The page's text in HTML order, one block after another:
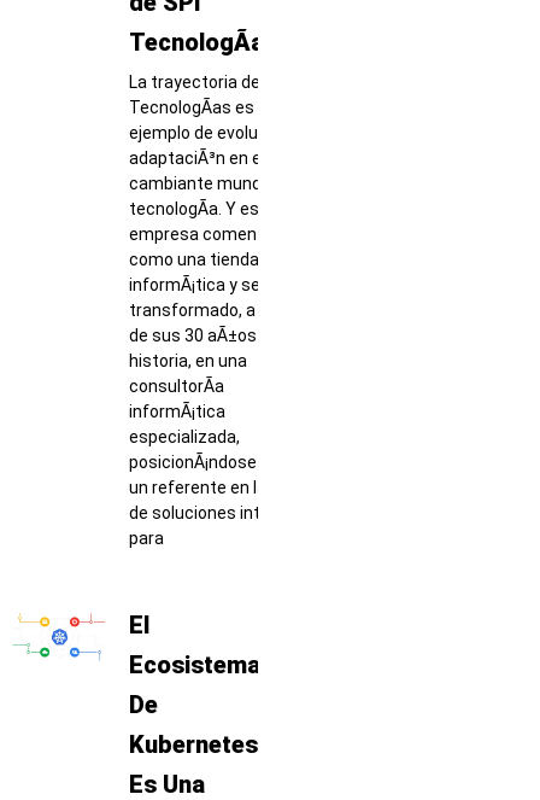
TecnologÃ­as
La trayectoria de SPI
TecnologÃ­as es un claro
ejemplo de evoluciÃ³n y
adaptaciÃ³n en el
cambiante mundo de la
tecnologÃ­a. Y es que, la
empresa comenzÃ³
como una tienda de
informÃ¡tica y se ha
transformado, a lo largo
de sus 30 aÃ±os de
historia, en una
consultorÃ­a
informÃ¡tica
especializada,
posicionÃ¡ndose como
un referente en la oferta
de soluciones integrales
para
El
Ecosistema
De
Kubernetes
Es Una